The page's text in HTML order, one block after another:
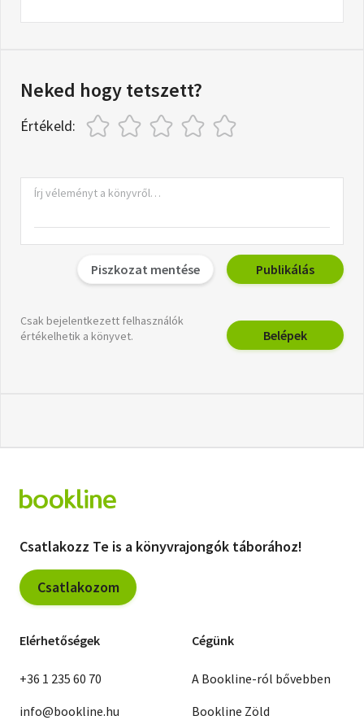
Neked hogy tetszett?
Értékeld:
Piszkozat mentése Publikálás
Csak bejelentkezett felhasználók
értékelhetik a könyvet.
Belépek
Csatlakozz Te is a könyvrajongók táborához!
Csatlakozom
Elérhetőségek
+36 1 235 60 70
info@bookline.hu
Cégünk
A Bookline-ról bővebben
Bookline Zöld